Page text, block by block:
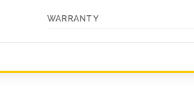
WARRANTY